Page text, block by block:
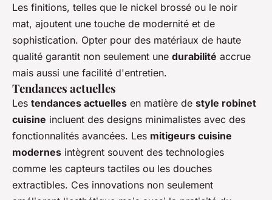
Les finitions, telles que le nickel brossé ou le noir
mat, ajoutent une touche de modernité et de
sophistication. Opter pour des matériaux de haute
qualité garantit non seulement une durabilité accrue
mais aussi une facilité d'entretien.
Tendances actuelles
Les tendances actuelles en matière de style robinet
cuisine incluent des designs minimalistes avec des
fonctionnalités avancées. Les mitigeurs cuisine
modernes intègrent souvent des technologies
comme les capteurs tactiles ou les douches
extractibles. Ces innovations non seulement